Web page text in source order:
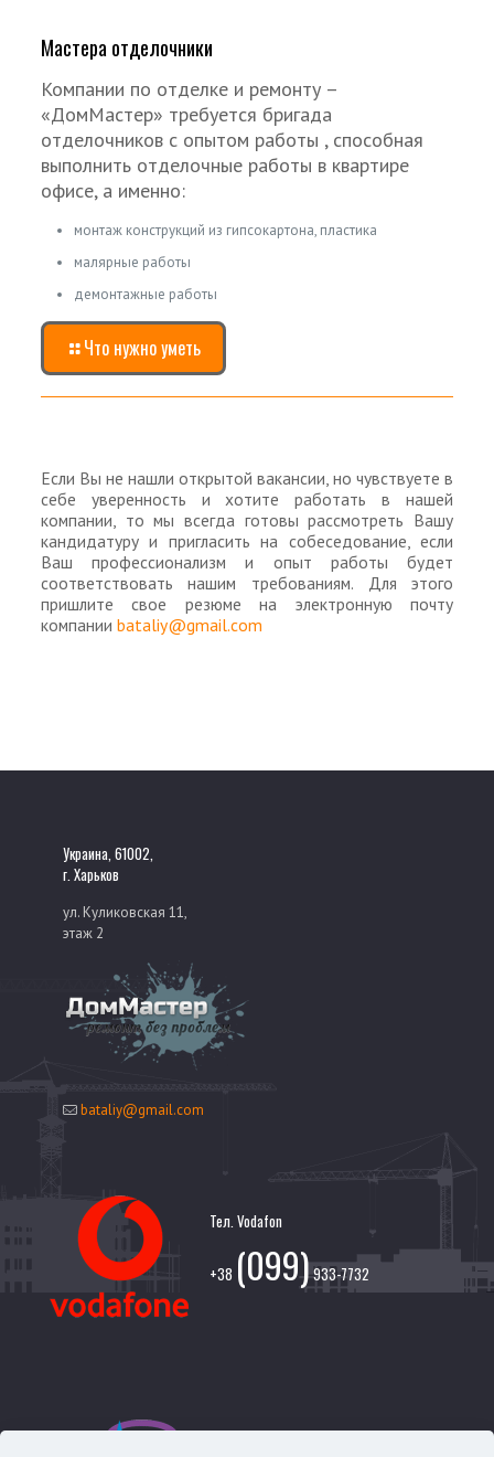
Мастера отделочники
Компании по отделке и ремонту –
«ДомМастер» требуется бригада
отделочников с опытом работы , способная
выполнить отделочные работы в квартире
офисе, а именно:
монтаж конструкций из гипсокартона, пластика
малярные работы
демонтажные работы
Что нужно уметь
Если Вы не нашли открытой вакансии, но чувствуете в
себе уверенность и хотите работать в нашей
компании, то мы всегда готовы рассмотреть Вашу
кандидатуру и пригласить на собеседование, если
Ваш профессионализм и опыт работы будет
соответствовать нашим требованиям. Для этого
пришлите свое резюме на электронную почту
компании bataliy@gmail.com
Украина, 61002,
г. Харьков
ул. Куликовская 11,
этаж 2
bataliy@gmail.com
Тел. Vodafon
+38 (099)933-7732